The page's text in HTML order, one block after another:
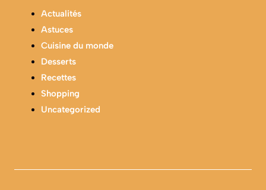
Actualités
Astuces
Cuisine du monde
Desserts
Recettes
Shopping
Uncategorized